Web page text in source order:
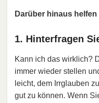
Darüber hinaus
1. Hinterfragen
Kann ich das wirklich?
immer wieder stellen
leicht, dem Irrglauben
gut zu können. Wenn